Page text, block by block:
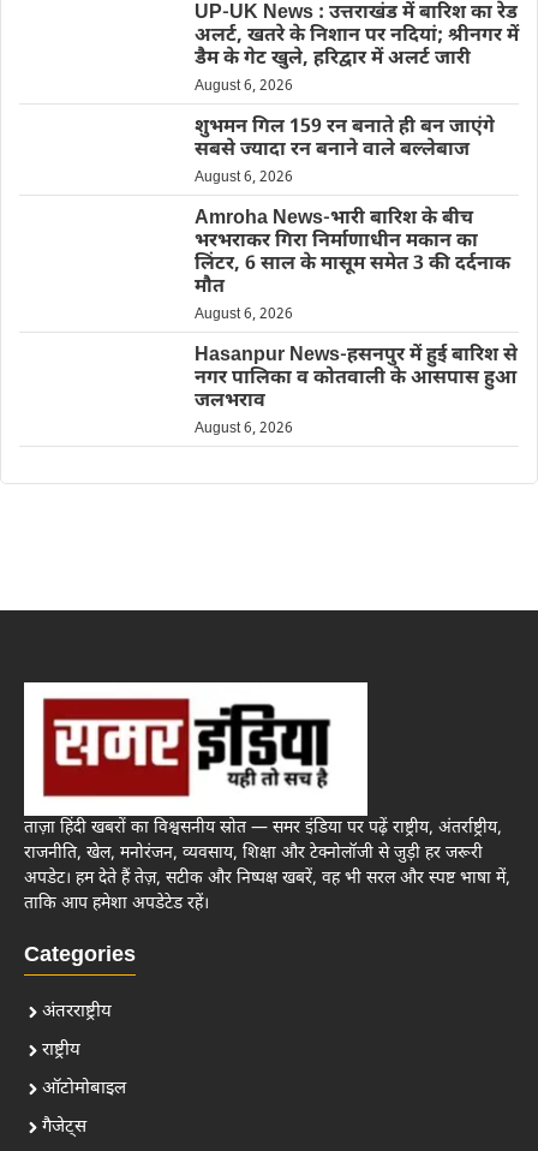
UP-UK News : उत्तराखंड में बारिश का रेड
अलर्ट, खतरे के निशान पर नदियां; श्रीनगर में
डैम के गेट खुले, हरिद्वार में अलर्ट जारी
August 6, 2026
शुभमन गिल 159 रन बनाते ही बन जाएंगे
सबसे ज्यादा रन बनाने वाले बल्लेबाज
August 6, 2026
Amroha News-भारी बारिश के बीच
भरभराकर गिरा निर्माणाधीन मकान का
लिंटर, 6 साल के मासूम समेत 3 की दर्दनाक
मौत
August 6, 2026
Hasanpur News-हसनपुर में हुई बारिश से
नगर पालिका व कोतवाली के आसपास हुआ
जलभराव
August 6, 2026
ताज़ा हिंदी खबरों का विश्वसनीय स्रोत — समर इंडिया पर पढ़ें राष्ट्रीय, अंतर्राष्ट्रीय,
राजनीति, खेल, मनोरंजन, व्यवसाय, शिक्षा और टेक्नोलॉजी से जुड़ी हर जरूरी
अपडेट। हम देते हैं तेज़, सटीक और निष्पक्ष खबरें, वह भी सरल और स्पष्ट भाषा में,
ताकि आप हमेशा अपडेटेड रहें।
Categories
अंतरराष्ट्रीय
राष्ट्रीय
ऑटोमोबाइल
गैजेट्स